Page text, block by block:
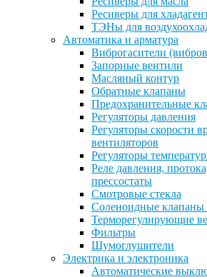
Ресиверы для
ТЭНы для
Автоматика и арматура
Виброгасители
Запорные вентили
Масляный контур
Обратные клапаны
Предохранительные
Регуляторы давления
Регуляторы скорости
вентиляторов
Регуляторы
Реле давления,
прессостаты
Смотровые стекла
Соленоидные клапаны
Терморегулирующие
Фильтры
Шумоглушители
Электрика и электроника
Автоматические